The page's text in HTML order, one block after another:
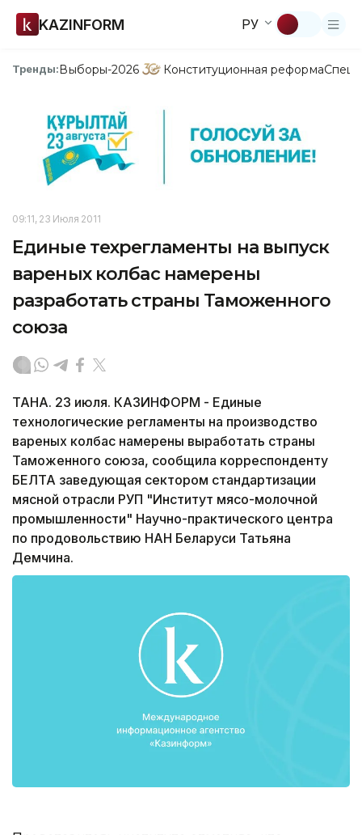
KAZINFORM РУ
Тренды:Выборы-2026 Конституционная реформа
09:11, 23 Июля 2011
Единые техрегламенты на выпуск
вареных колбас намерены
разработать страны Таможенного
союза
ТАНА. 23 июля. КАЗИНФОРМ - Единые
технологические регламенты на производство
вареных колбас намерены выработать страны
Таможенного союза, сообщила корреспонденту
БЕЛТА заведующая сектором стандартизации
мясной отрасли РУП "Институт мясо-молочной
промышленности" Научно-практического центра
по продовольствию НАН Беларуси Татьяна
Демчина.